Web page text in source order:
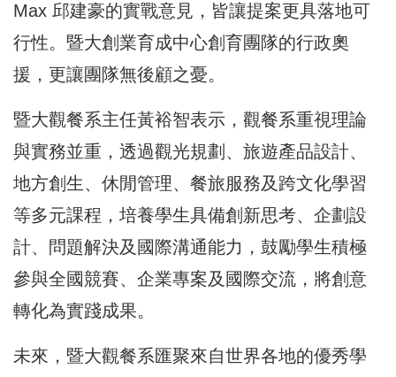
Max 邱建豪的實戰意見，皆讓提案更具落地可
行性。暨大創業育成中心創育團隊的行政奧
援，更讓團隊無後顧之憂。
暨大觀餐系主任黃裕智表示，觀餐系重視理論
與實務並重，透過觀光規劃、旅遊產品設計、
地方創生、休閒管理、餐旅服務及跨文化學習
等多元課程，培養學生具備創新思考、企劃設
計、問題解決及國際溝通能力，鼓勵學生積極
參與全國競賽、企業專案及國際交流，將創意
轉化為實踐成果。
未來，暨大觀餐系匯聚來自世界各地的優秀學